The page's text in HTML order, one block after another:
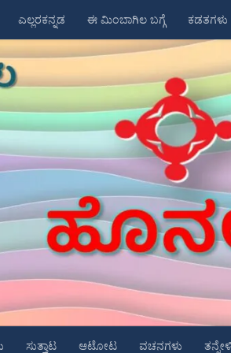
ಎಲ್ಲರಕನ್ನಡ ಈ ಮಿಂಬಾಗಿಲ ಬಗ್ಗೆ ಕಡತಗಳು
ಸುತ್ತಾಟ ಆಟೋಟ ವಚನಗಳು